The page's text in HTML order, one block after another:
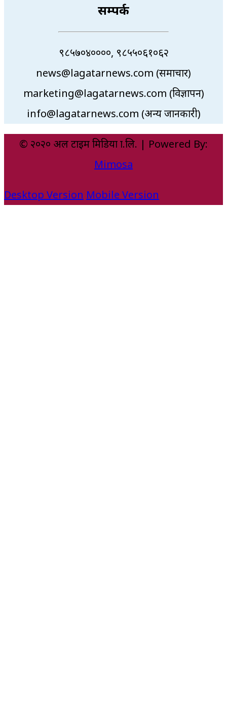
सम्पर्क
९८५७०४००००, ९८५५०६१०६२
news@lagatarnews.com (समाचार)
marketing@lagatarnews.com (विज्ञापन)
info@lagatarnews.com (अन्य जानकारी)
© २०२० अल टाइम मिडिया प्रा.लि. | Powered By:
Mimosa
Desktop Version Mobile Version